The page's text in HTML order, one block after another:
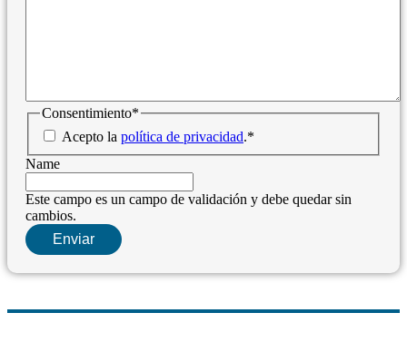
Consentimiento*
Acepto la política de privacidad.*
Name
Este campo es un campo de validación y debe quedar sin
cambios.